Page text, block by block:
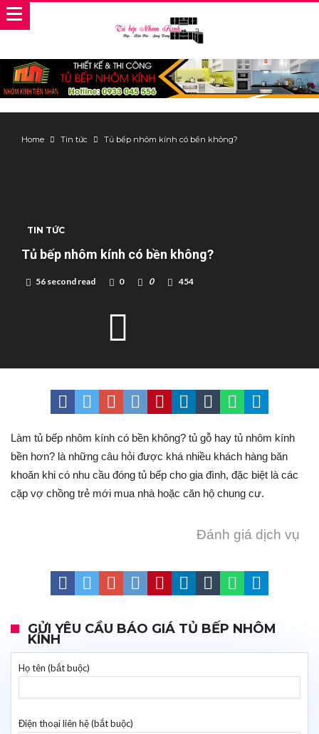
Home Tin tức Tủ bếp nhôm kính có bền không?
TIN TỨC
Tủ bếp nhôm kính có bền không?
56 second read 0 0 454
Làm tủ bếp nhôm kính có bền không? tủ gỗ hay tủ nhôm kính
bền hơn? là những câu hỏi được khá nhiều khách hàng băn
khoăn khi có nhu cầu đóng tủ bếp cho gia đình, đặc biệt là các
cặp vợ chồng trẻ mới mua nhà hoặc căn hộ chung cư.
Đánh giá dịch vụ
GỬI YÊU CẦU BÁO GIÁ TỦ BẾP NHÔM
KÍNH
Họ tên (bắt buộc)
Điện thoại liên hệ (bắt buộc)